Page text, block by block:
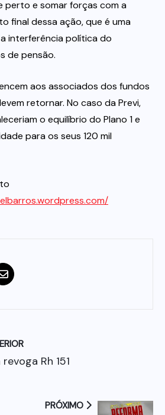
perto e somar forças com a
final dessa ação, que é uma
interferência política do
de pensão.
aos associados dos fundos
retornar. No caso da Previ,
o equilíbrio do Plano 1 e
para os seus 120 mil
Rh 151
PRÓXIMO